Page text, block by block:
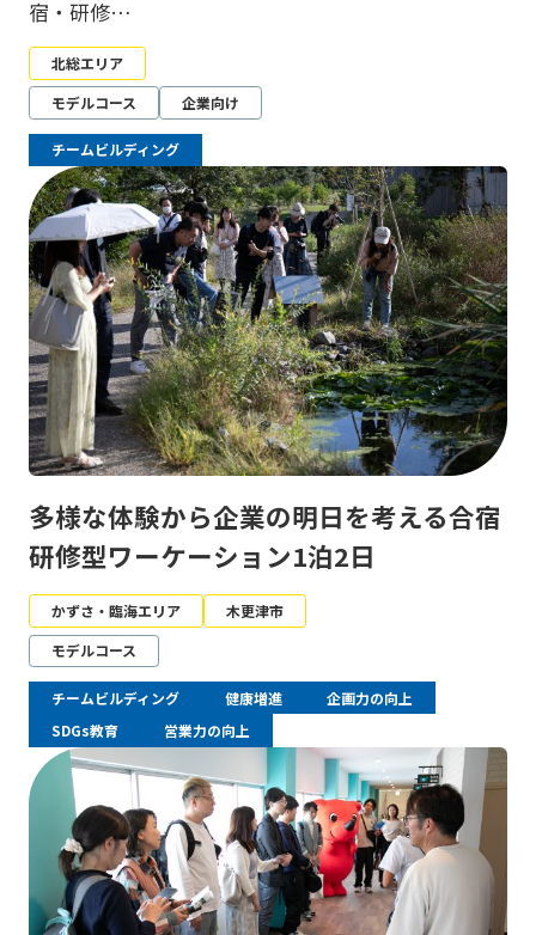
宿・研修…
北総エリア
モデルコース
企業向け
チームビルディング
多様な体験から企業の明日を考える合宿
研修型ワーケーション1泊2日
かずさ・臨海エリア
木更津市
モデルコース
チームビルディング 健康増進
企画力の向上
SDGs教育
営業力の向上